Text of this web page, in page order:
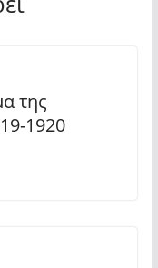
της
1920